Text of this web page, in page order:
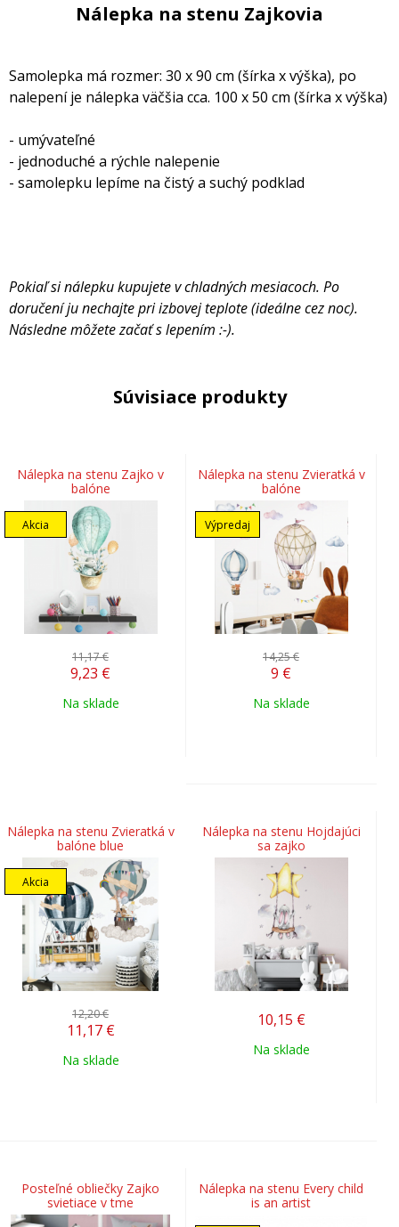
Nálepka na stenu Zajkovia
Samolepka má rozmer: 30 x 90 cm (šírka x výška), po
nalepení je nálepka väčšia cca. 100 x 50 cm (šírka x výška)
- umývateľné
- jednoduché a rýchle nalepenie
- samolepku lepíme na čistý a suchý podklad
Pokiaľ si nálepku kupujete v chladných mesiacoch. Po
doručení ju nechajte pri izbovej teplote (ideálne cez noc).
Následne môžete začať s lepením :-).
Súvisiace produkty
Nálepka na stenu Zajko v
balóne
Akcia
11,17 €
9,23 €
Na sklade
Nálepka na stenu Zvieratká v
balóne
Výpredaj
14,25 €
9 €
Na sklade
Nálepka na stenu Zvieratká v
balóne blue
Akcia
12,20 €
11,17 €
Na sklade
Nálepka na stenu Hojdajúci
sa zajko
10,15 €
Na sklade
Posteľné obliečky Zajko
svietiace v tme
Nálepka na stenu Every child
is an artist